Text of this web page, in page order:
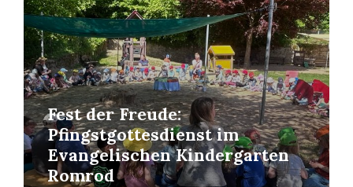
Fest der Freude:
Pfingstgottesdienst im
Evangelischen Kindergarten
Romrod